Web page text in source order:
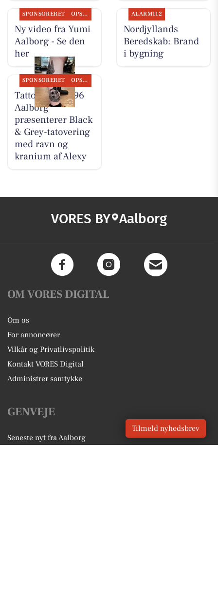
SPONSORERET OPSLAGSTAVLEN
Ny video fra Yumi
Aalborg - Se den
her
ALARM112
Nordjyllands
Beredskab: Brand
i bygning
SPONSORERET OPSLAGSTAVLEN
Tattoo Studio 96
Aalborg
præsenterer Black
& Grey-tatovering
med ravn og
kranium af Alexy
VORES BY Aalborg
OM VORES DIGITAL
Om os
For annoncører
Vilkår og Privatlivspolitik
Kontakt VORES Digital
Administrer samtykke
GENVEJE
Seneste nyt fra Aalborg
Tilmeld nyhedsbrev